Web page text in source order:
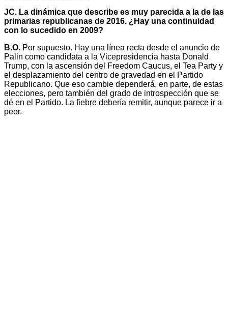
JC. La dinámica que describe es muy parecida a la de las
primarias republicanas de 2016. ¿Hay una continuidad
con lo sucedido en 2009?
B.O. Por supuesto. Hay una línea recta desde el anuncio de
Palin como candidata a la Vicepresidencia hasta Donald
Trump, con la ascensión del Freedom Caucus, el Tea Party y
el desplazamiento del centro de gravedad en el Partido
Republicano. Que eso cambie dependerá, en parte, de estas
elecciones, pero también del grado de introspección que se
dé en el Partido. La fiebre debería remitir, aunque parece ir a
peor.